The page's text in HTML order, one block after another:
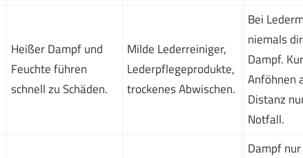
Heißer Dampf und
Feuchte führen
schnell zu Schäden.
Milde Lederreiniger,
Lederpflegeprodukte,
trockenes Abwischen.
Bei
niemals
Dampf.
Anföhnen
Distanz
Notfall.
Dampf